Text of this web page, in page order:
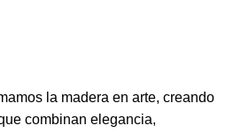
la madera en arte, creando
combinan elegancia,